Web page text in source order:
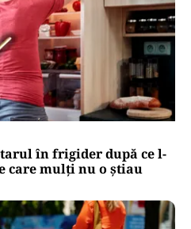
în frigider după ce l-
care mulți nu o știau